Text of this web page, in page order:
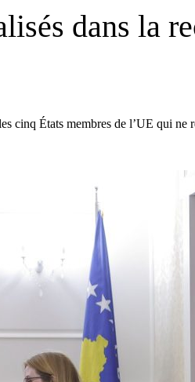
dans la
États membres de l’UE qui ne